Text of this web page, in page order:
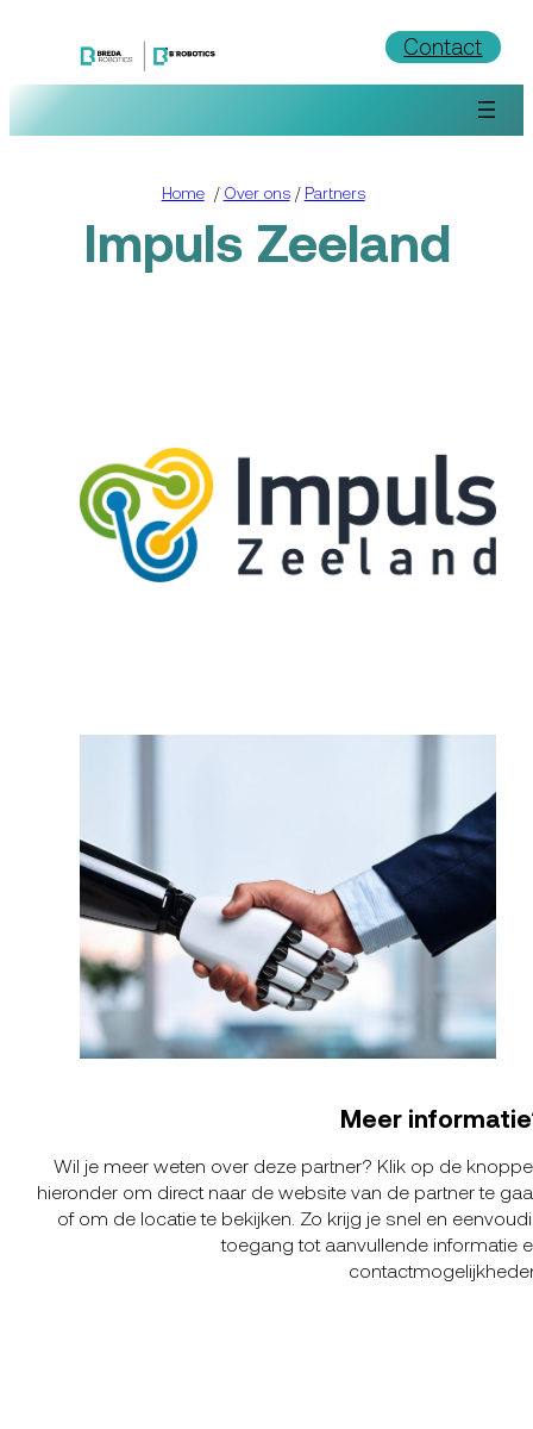
Contact
Home/ Over ons/ Partners
Impuls Zeeland
Meer
Wil je meer weten over deze partner? Klik op de
hieronder om direct naar de website van de partner te
of om de locatie te bekijken. Zo krijg je snel en
toegang tot aanvullende informatie